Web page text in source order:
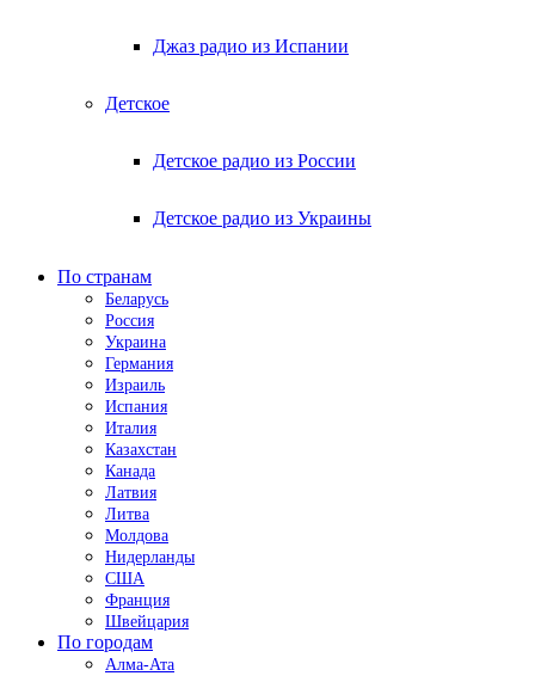
Джаз радио из Испании
Детское
Детское радио из России
Детское радио из Украины
По странам
Беларусь
Россия
Украина
Германия
Израиль
Испания
Италия
Казахстан
Канада
Латвия
Литва
Молдова
Нидерланды
США
Франция
Швейцария
По городам
Алма-Ата